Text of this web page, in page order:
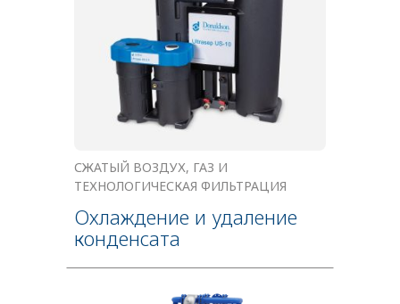
СЖАТЫЙ ВОЗДУХ, ГАЗ И
ТЕХНОЛОГИЧЕСКАЯ ФИЛЬТРАЦИЯ
Охлаждение и удаление
конденсата